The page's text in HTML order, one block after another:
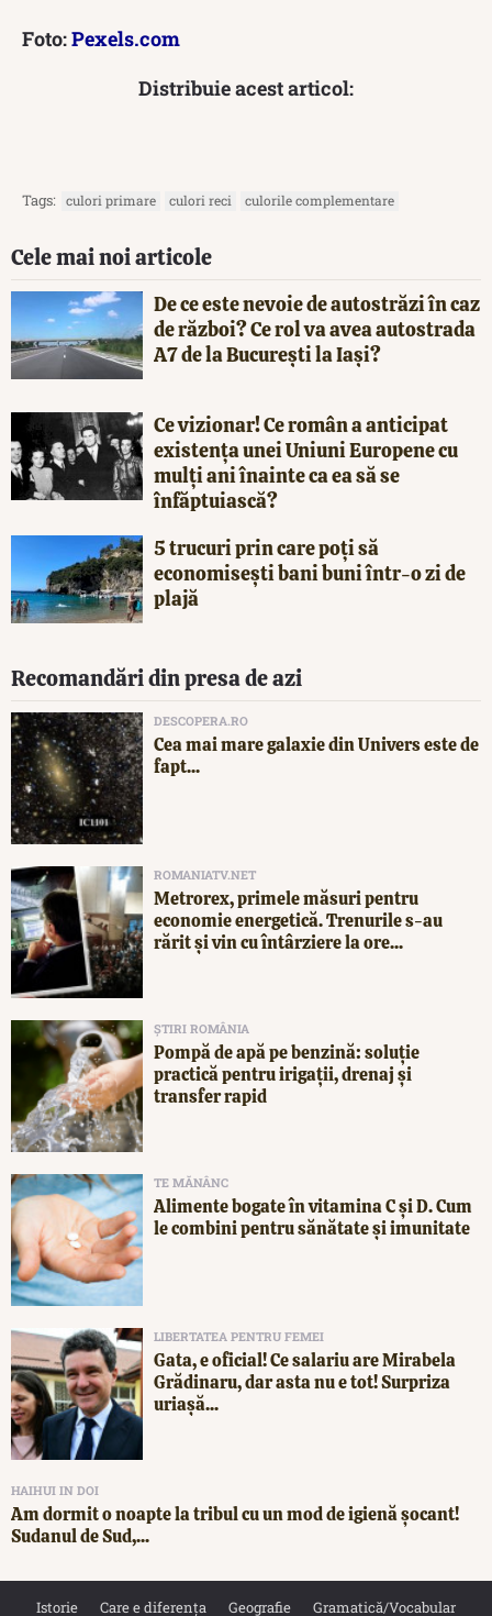
Foto:Pexels.com
Distribuie acest articol:
Tags: culori primare culori reci culorile complementare
Cele mai noi articole
De ce este nevoie de autostrăzi în caz
de război? Ce rol va avea autostrada
A7 de la București la Iași?
Ce vizionar! Ce român a anticipat
existența unei Uniuni Europene cu
mulți ani înainte ca ea să se
înfăptuiască?
5 trucuri prin care poți să
economisești bani buni într-o zi de
plajă
Recomandări din presa de azi
DESCOPERA.RO
Cea mai mare galaxie din Univers este de
fapt...
ROMANIATV.NET
Metrorex, primele măsuri pentru
economie energetică. Trenurile s-au
rărit și vin cu întârziere la ore...
ȘTIRI ROMÂNIA
Pompă de apă pe benzină: soluție
practică pentru irigații, drenaj și
transfer rapid
TE MĂNÂNC
Alimente bogate în vitamina C și D. Cum
le combini pentru sănătate și imunitate
LIBERTATEA PENTRU FEMEI
Gata, e oficial! Ce salariu are Mirabela
Grădinaru, dar asta nu e tot! Surpriza
uriașă...
HAIHUI IN DOI
Am dormit o noapte la tribul cu un mod de igienă șocant!
Sudanul de Sud,...
Istorie Care e diferența Geografie Gramatică/Vocabular